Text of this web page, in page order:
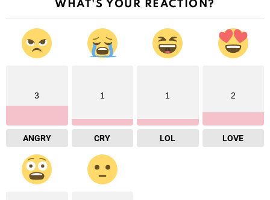
WHAT'S YOUR REACTION?
3
ANGRY
1
CRY
1
LOL
2
LOVE